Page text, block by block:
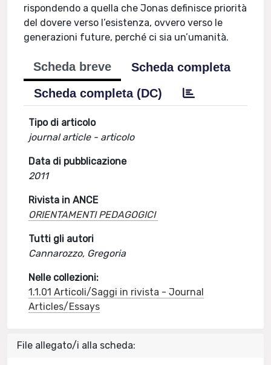
rispondendo a quella che Jonas definisce priorità
del dovere verso l’esistenza, ovvero verso le
generazioni future, perché ci sia un’umanità.
Scheda breve
Scheda completa
Scheda completa (DC)
Tipo di articolo
journal article - articolo
Data di pubblicazione
2011
Rivista in ANCE
ORIENTAMENTI PEDAGOGICI
Tutti gli autori
Cannarozzo, Gregoria
Nelle collezioni:
1.1.01 Articoli/Saggi in rivista - Journal
Articles/Essays
File allegato/i alla scheda: